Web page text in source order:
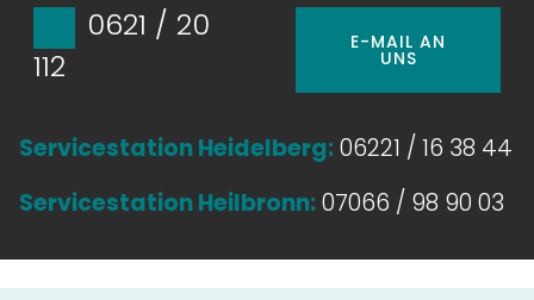
0621 / 20
112
E-MAIL AN
UNS
Servicestation Heidelberg: 06221 / 16 38 44
Servicestation Heilbronn: 07066 / 98 90 03